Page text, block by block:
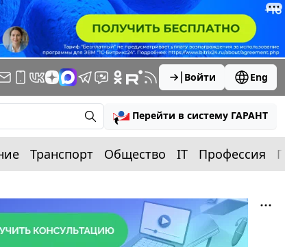
Войти Eng
Перейти в систему ГАРАНТ
Транспорт Общество IT Профессия